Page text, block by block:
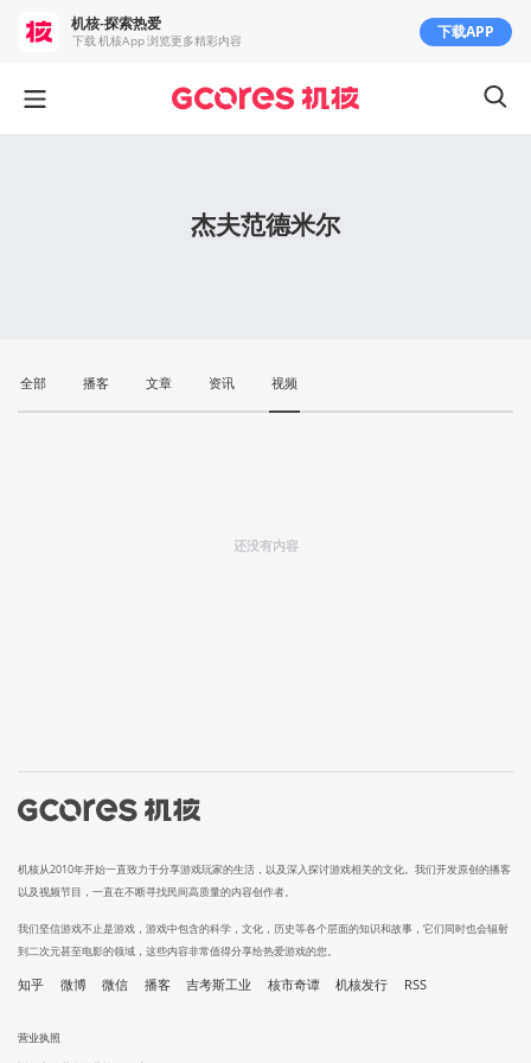
杰夫范德米尔
全部 播客 文章 资讯 视频
还没有内容
机核从2010年开始一直致力于分享游戏玩家的生活，以及深入探讨游戏相关的文化。我们开发原创的播客
以及视频节目，一直在不断寻找民间高质量的内容创作者。
我们坚信游戏不止是游戏，游戏中包含的科学，文化，历史等各个层面的知识和故事，它们同时也会辐射
到二次元甚至电影的领域，这些内容非常值得分享给热爱游戏的您。
知乎 微博 微信 播客 吉考斯工业 核市奇谭 机核发行 RSS
营业执照
机核-探索热爱
下载 机核App 浏览更多精彩内容 下载APP